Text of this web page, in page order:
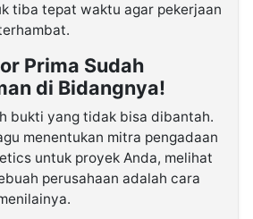
tiba tepat waktu agar pekerjaan
Prima Sudah
di Bidangnya!
bukti yang tidak bisa dibantah.
menentukan mitra pengadaan
untuk proyek Anda, melihat
perusahaan adalah cara